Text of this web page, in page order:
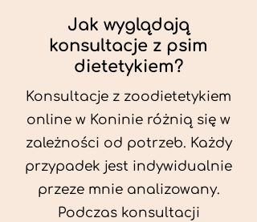
Jak wyglądają
konsultacje z psim
dietetykiem?
Konsultacje z zoodietetykiem
online w Koninie różnią się w
zależności od potrzeb. Każdy
przypadek jest indywidualnie
przeze mnie analizowany.
Podczas konsultacji